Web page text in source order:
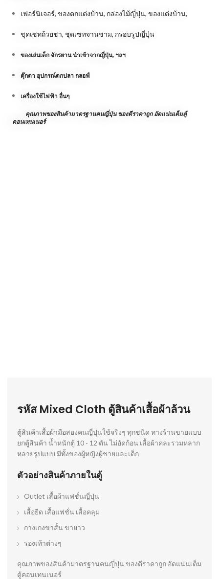
เฟอร์นิเจอร์, ของตกแต่งบ้าน, กล่องไม้ญี่ปุ่น, ของแต่งบ้าน,
ชุดเซทถ้วยชา, ชุดเซทจานชาม, กรอบรูปญี่ปุ่น
ของเล่นเด็ก จักรยาน นำเข้าจากญี่ปุ่น, ฯลฯ
ตุ๊กตา อุปกรณ์ตกปลา กลอฟ์
เครื่องใช้ไฟฟ้า อื่นๆ
คุณภาพของสินค้ามาตรฐานคนญี่ปุ่นของดีราคาถูก อัดแน่นเต็มตู้
คอนเทนเนอร์
รหัส Mixed Cloth ตู้สินค้าเสื้อผ้าล้วน
ตู้สินค้าเสื้อผ้ามือสองคนญี่ปุ่นใช้จริงๆ ทุกชนิด ทางร้านขายแบบ
ยกตู้สินค้า น้ำหนักตู้ 10 - 12 ตัน ไม่อัดก้อน เสื้อผ้าคละรวมหลาก
หลายรูปแบบ มีทั้งของผู้หญิงผู้ชายและเด็ก
ตัวอย่างสินค้าภายในตู้
Outlet เสื้อผ้าแฟชั่นญี่ปุ่น
เสื้อยืด เสื้อแฟชั่น เสื้อคลุม
กางเกงขาสั้น ขายาว
รองเท้าต่างๆ
คุณภาพของสินค้ามาตรฐานคนญี่ปุ่น ของดีราคาถูก อัดแน่นเต็ม
ตู้คอนเทนเนอร์